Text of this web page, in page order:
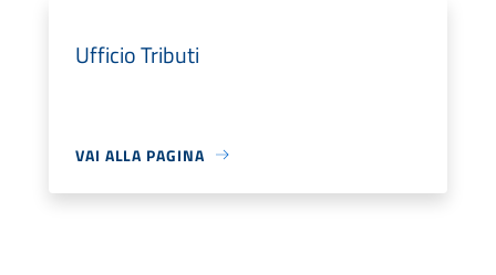
Ufficio Tributi
VAI ALLA PAGINA